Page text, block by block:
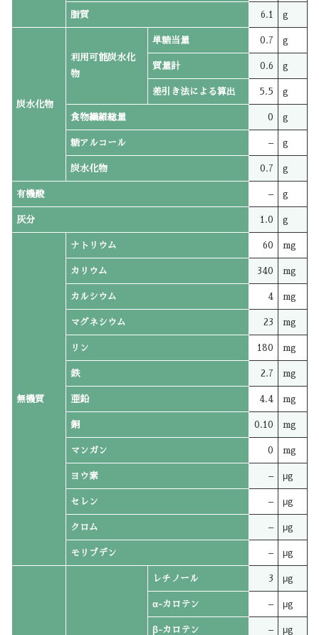
脂質 6.1 g
炭水化物
利用可能炭水化
物
単糖当量 0.7 g
質量計 0.6 g
差引き法による算出 5.5 g
食物繊維総量 0 g
糖アルコール – g
炭水化物 0.7 g
有機酸 – g
灰分 1.0 g
無機質
ナトリウム 60 mg
カリウム 340 mg
カルシウム 4 mg
マグネシウム 23 mg
リン 180 mg
鉄 2.7 mg
亜鉛 4.4 mg
銅 0.10 mg
マンガン 0 mg
ヨウ素 – μg
セレン – μg
クロム – μg
モリブデン – μg
レチノール 3 μg
α-カロテン – μg
β-カロテン – μg